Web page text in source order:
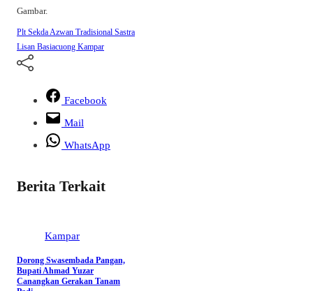
Gambar.
Plt Sekda Azwan Tradisional Sastra
Lisan Basiacuong Kampar
Facebook
Mail
WhatsApp
Berita Terkait
Kampar
Dorong Swasembada Pangan,
Bupati Ahmad Yuzar
Canangkan Gerakan Tanam